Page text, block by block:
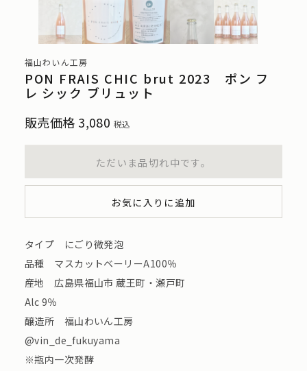
福山わいん工房
PON FRAIS CHIC brut 2023 ポン フ
レ シック ブリュット
販売価格 3,080 税込
ただいま品切れ中です。
お気に入りに追加
タイプ にごり微発泡
品種 マスカットベーリーA100％
産地 広島県福山市 蔵王町・瀬戸町
Alc 9％
醸造所 福山わいん工房
@vin_de_fukuyama
※瓶内一次発酵